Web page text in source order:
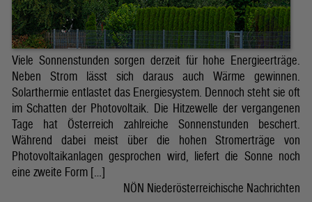
Viele Sonnenstunden sorgen derzeit für hohe Energieerträge.
Neben Strom lässt sich daraus auch Wärme gewinnen.
Solarthermie entlastet das Energiesystem. Dennoch steht sie oft
im Schatten der Photovoltaik. Die Hitzewelle der vergangenen
Tage hat Österreich zahlreiche Sonnenstunden beschert.
Während dabei meist über die hohen Stromerträge von
Photovoltaikanlagen gesprochen wird, liefert die Sonne noch
eine zweite Form […]
NÖN Niederösterreichische Nachrichten